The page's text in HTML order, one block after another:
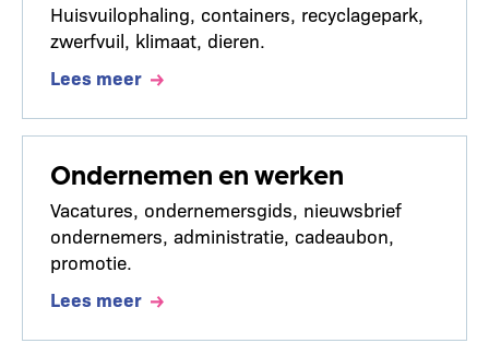
Huisvuilophaling, containers, recyclagepark,
zwerfvuil, klimaat, dieren.
Lees meer
Ondernemen en werken
Vacatures, ondernemersgids, nieuwsbrief
ondernemers, administratie, cadeaubon,
promotie.
Lees meer